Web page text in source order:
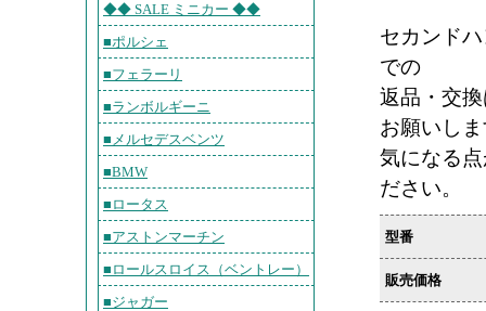
◆◆ SALE ミニカー ◆◆
■ポルシェ
■フェラーリ
■ランボルギーニ
■メルセデスベンツ
■BMW
■ロータス
■アストンマーチン
■ロールスロイス（ベントレー）
■ジャガー
セカンド
での
返品・交
お願いし
気になる
ださい。
型番
販売価格